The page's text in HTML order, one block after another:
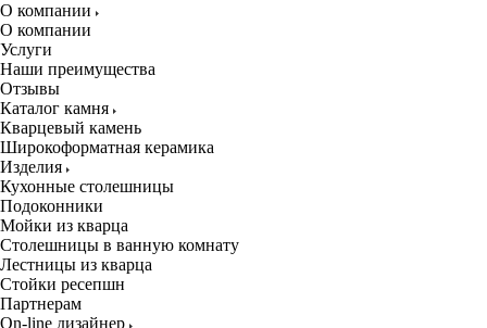
О компании
О компании
Услуги
Наши преимущества
Отзывы
Каталог камня
Кварцевый камень
Широкоформатная керамика
Изделия
Кухонные столешницы
Подоконники
Мойки из кварца
Столешницы в ванную комнату
Лестницы из кварца
Стойки ресепшн
Партнерам
On-line дизайнер